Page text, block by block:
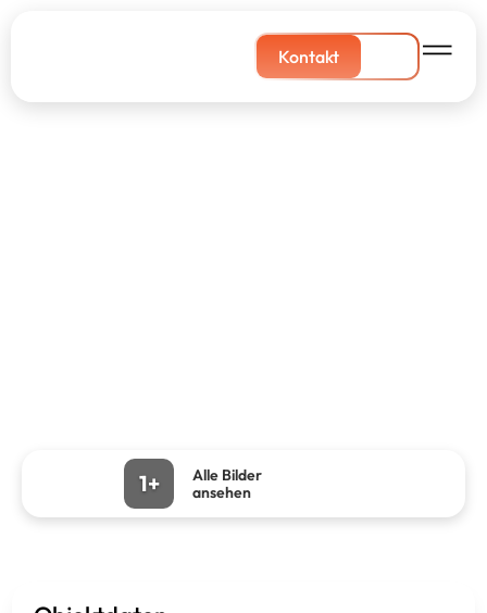
Kontakt
1+
Alle Bilder
ansehen